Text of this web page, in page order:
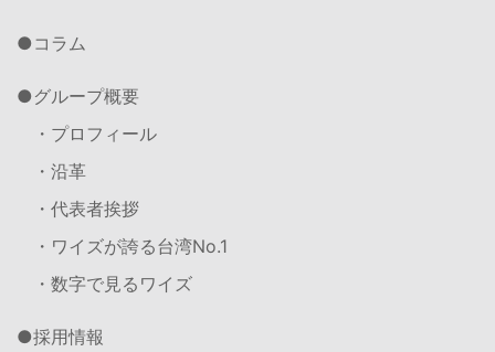
コラム
グループ概要
・プロフィール
・沿革
・代表者挨拶
・ワイズが誇る台湾No.1
・数字で見るワイズ
採用情報